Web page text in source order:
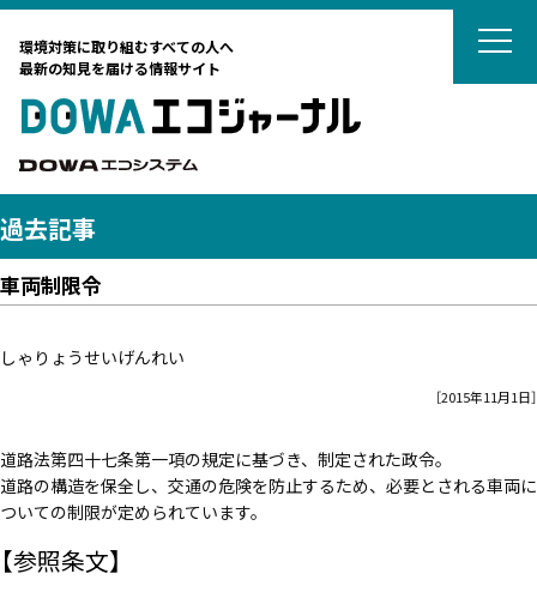
環境対策に取り組むすべての人へ
最新の知見を届ける情報サイト
DOWAエコジ
テーマから選ぶ
サーキュラーエコノミー
国際動向
廃棄物処理
法律
DOWAの取組リサイクル廃棄物処理
海外ごみ事情廃棄物処理法 対談土壌汚染対策法
藤田観光からのおすすめ
PCB
コラム
エコぺディア
過去記事
車両制限令
しゃりょうせいげんれい
［2015年11月1日］
道路法第四十七条第一項の規定に基づき、制定された政令。
道路の構造を保全し、交通の危険を防止するため、必要とされる車両に
ついての制限が定められています。
【参照条文】